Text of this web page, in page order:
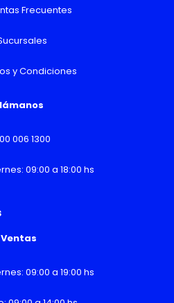
Frecuentes
y Condiciones
006 1300
09:00 a 18:00 hs
Ventas
09:00 a 19:00 hs